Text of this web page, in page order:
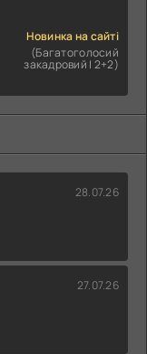
Новинка на сайті
(Багатоголосий
закадровий | 2+2)
28.07.26
27.07.26